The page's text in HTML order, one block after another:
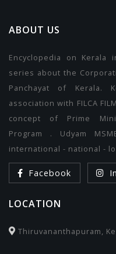
ABOUT US
Encyclopedia on Kerala
series about the
Panchayat of Kerala.
association with FILCA
concept of Prime
Program . Udyam
international - national -
Facebook
LOCATION
Thiruvananthapuram,